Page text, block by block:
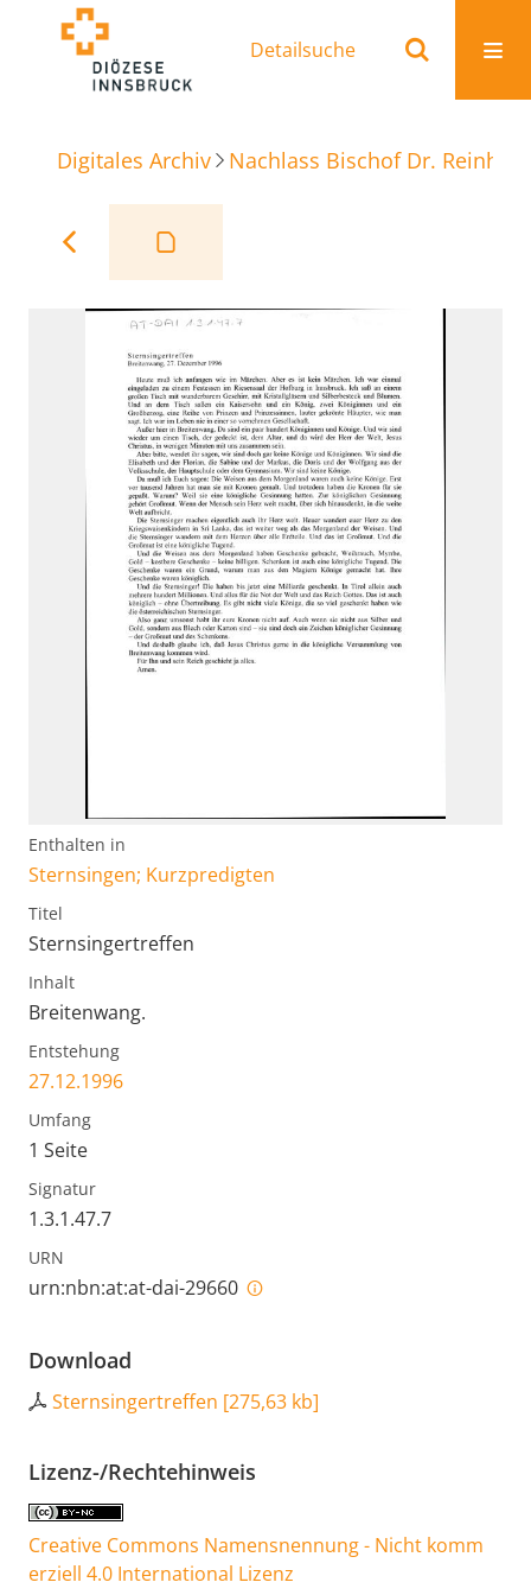
Detailsuche
Digitales Archiv Nachlass Bischof Dr.
Enthalten in
Sternsingen; Kurzpredigten
Titel
Sternsingertreffen
Inhalt
Breitenwang.
Entstehung
27.12.1996
Umfang
1 Seite
Signatur
1.3.1.47.7
URN
urn:nbn:at:at-dai-29660
Download
Sternsingertreffen [275,63 kb]
Lizenz-/Rechtehinweis
Creative Commons Namensnennung - Nicht komm
erziell 4.0 International Lizenz